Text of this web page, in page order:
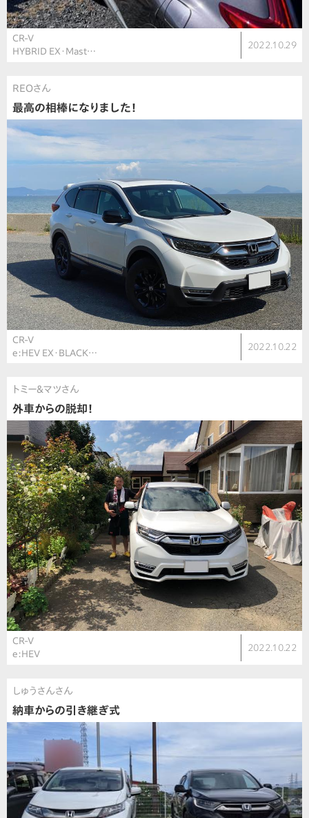
CR-V
HYBRID EX・Mast…
2022.10.29
REOさん
最高の相棒になりました！
CR-V
e:HEV EX・BLACK…
2022.10.22
トミー&マツさん
外車からの脱却！
CR-V
e:HEV
2022.10.22
しゅうさんさん
納車からの引き継ぎ式